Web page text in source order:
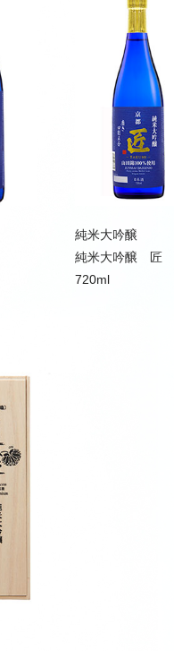
純米大吟醸
純米大吟醸 匠
720ml